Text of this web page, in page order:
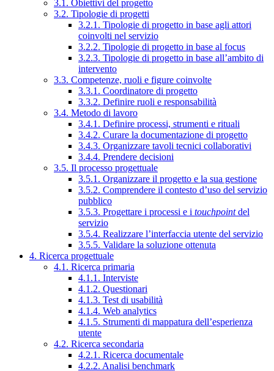
3.1. Obiettivi del progetto
3.2. Tipologie di progetti
3.2.1. Tipologie di progetto in base agli attori
coinvolti nel servizio
3.2.2. Tipologie di progetto in base al focus
3.2.3. Tipologie di progetto in base all’ambito di
intervento
3.3. Competenze, ruoli e figure coinvolte
3.3.1. Coordinatore di progetto
3.3.2. Definire ruoli e responsabilità
3.4. Metodo di lavoro
3.4.1. Definire processi, strumenti e rituali
3.4.2. Curare la documentazione di progetto
3.4.3. Organizzare tavoli tecnici collaborativi
3.4.4. Prendere decisioni
3.5. Il processo progettuale
3.5.1. Organizzare il progetto e la sua gestione
3.5.2. Comprendere il contesto d’uso del servizio
pubblico
3.5.3. Progettare i processi e i touchpointdel
servizio
3.5.4. Realizzare l’interfaccia utente del servizio
3.5.5. Validare la soluzione ottenuta
4. Ricerca progettuale
4.1. Ricerca primaria
4.1.1. Interviste
4.1.2. Questionari
4.1.3. Test di usabilità
4.1.4. Web analytics
4.1.5. Strumenti di mappatura dell’esperienza
utente
4.2. Ricerca secondaria
4.2.1. Ricerca documentale
4.2.2. Analisi benchmark